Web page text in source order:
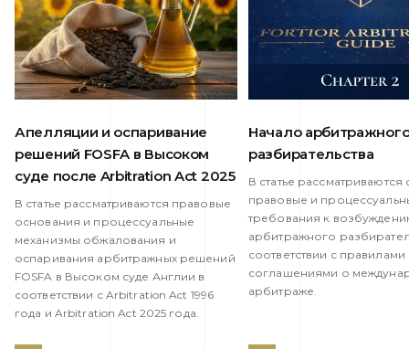
Апелляции и оспаривание
решений FOSFA в Высоком
суде после Arbitration Act 2025
В статье рассматриваются правовые
основания и процессуальные
механизмы обжалования и
оспаривания арбитражных решений
FOSFA в Высоком суде Англии в
соответствии с Arbitration Act 1996
года и Arbitration Act 2025 года.
Начало
разбирательства
В статье
правовые и
требования к
арбитражного
соответствии с правилами
соглашениями о
арбитраже.